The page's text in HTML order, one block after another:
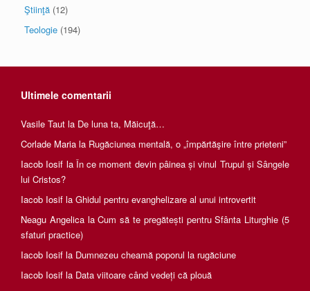
Ştiinţă (12)
Teologie (194)
Ultimele comentarii
Vasile Taut la De luna ta, Măicuţă…
Corlade Maria la Rugăciunea mentală, o „împărtăşire între prieteni”
Iacob Iosif la În ce moment devin pâinea și vinul Trupul și Sângele
lui Cristos?
Iacob Iosif la Ghidul pentru evanghelizare al unui introvertit
Neagu AngelicalaCum să te pregătești pentru Sfânta Liturghie (5
sfaturi practice)
Iacob Iosif la Dumnezeu cheamă poporul la rugăciune
Iacob Iosif la Data viitoare când vedeți că plouă